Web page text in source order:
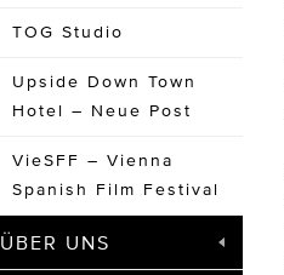
TOG Studio
Upside Down Town
Hotel – Neue Post
VieSFF – Vienna
Spanish Film Festival
ÜBER UNS